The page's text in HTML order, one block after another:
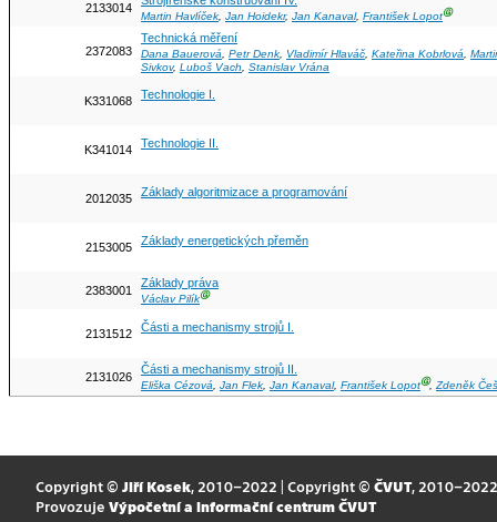
2133014
Martin Havlíček, Jan Hoidekr, Jan Kanaval, František LopotⒼ
2372083
Technická měření
Dana Bauerová, Petr Denk, Vladimír Hlaváč, Kateřina Kobrlová,
Sivkov, Luboš Vach Stanislav Vrána
K331068 Technologie I.
K341014 Technologie II.
2012035 Základy algoritmizace a programování
2153005 Základy energetických přeměn
2383001
Základy práva
Václav PilíkⒼ
2131512 Části a mechanismy strojů I.
2131026
Části a mechanismy strojů II.
Eliška Cézová, Jan Flek, Jan Kanaval, František LopotⒼ,Zdeněk
Copyright © Jiří Kosek, 2010–2022 | Copyright © ČVUT, 2010–2022
Provozuje Výpočetní a informační centrum ČVUT